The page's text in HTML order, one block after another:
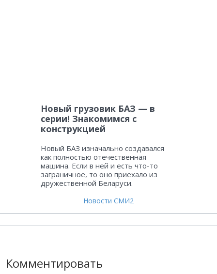
Новый грузовик БАЗ — в
серии! Знакомимся с
конструкцией
Новый БАЗ изначально создавался
как полностью отечественная
машина. Если в ней и есть что-то
заграничное, то оно приехало из
дружественной Беларуси.
Новости СМИ2
Комментировать